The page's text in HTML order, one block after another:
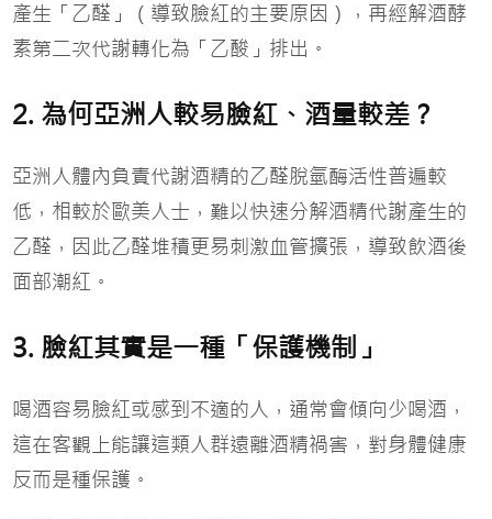
產生「乙醛」（導致臉紅的主要原因），再經解酒酵
素第二次代謝轉化為「乙酸」排出。
2. 為何亞洲人較易臉紅、酒量較差？
亞洲人體內負責代謝酒精的乙醛脫氫酶活性普遍較
低，相較於歐美人士，難以快速分解酒精代謝產生的
乙醛，因此乙醛堆積更易刺激血管擴張，導致飲酒後
面部潮紅。
3. 臉紅其實是一種「保護機制」
喝酒容易臉紅或感到不適的人，通常會傾向少喝酒，
這在客觀上能讓這類人群遠離酒精禍害，對身體健康
反而是種保護。